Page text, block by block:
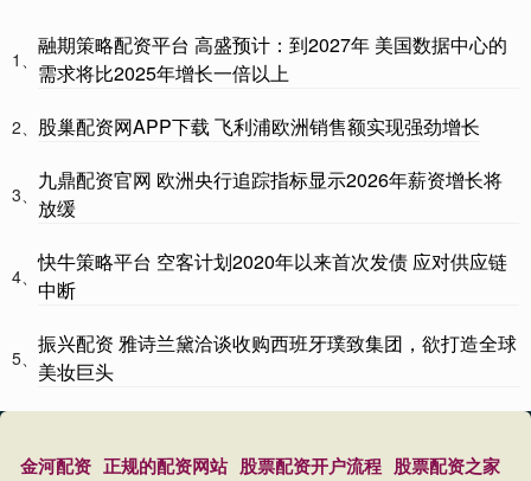
1、
融期策略配资平台 高盛预计：到2027年 美国数据中心的
需求将比2025年增长一倍以上
2、 股巢配资网APP下载 飞利浦欧洲销售额实现强劲增长
3、
九鼎配资官网 欧洲央行追踪指标显示2026年薪资增长将
放缓
4、
快牛策略平台 空客计划2020年以来首次发债 应对供应链
中断
5、
振兴配资 雅诗兰黛洽谈收购西班牙璞致集团，欲打造全球
美妆巨头
金河配资 正规的配资网站 股票配资开户流程 股票配资之家